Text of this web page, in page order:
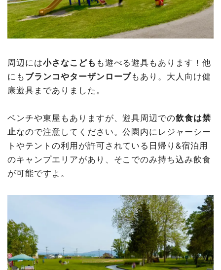
周辺には小さなこども も遊べる遊具もあります！他
にも ブランコやターザンロープもあり。大人向け健
康遊具までありました。
ベンチや東屋もありますが、遊具周辺での飲食は禁
止なので注意してください。公園内にレジャーシー
トやテントの利用が許可されている日帰り&宿泊用
のキャンプエリアがあり、そこでのみ持ち込み飲食
が可能ですよ。